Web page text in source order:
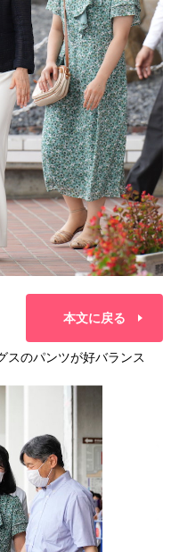
本文に戻る
スのパンツが好バランス